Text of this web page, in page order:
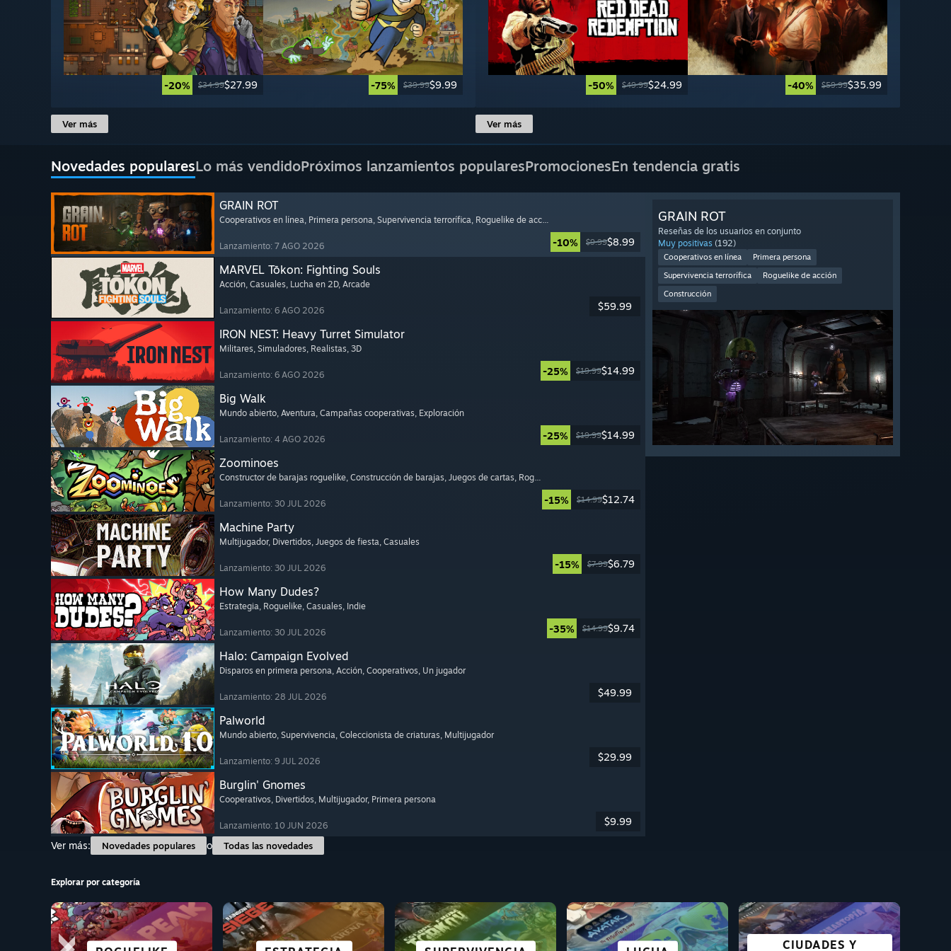
-20% $34.99$27.99 -75% $39.99$9.99
Ver más
-50% $49.99$24.99 -40% $59.99$35.99
Ver más
Novedades popularesLo más vendidoPróximos lanzamientos popularesPromocionesEn tendencia gratis
GRAIN ROT
Cooperativos en línea, Primera persona, Supervivencia terrorífica, Roguelike de acción
Lanzamiento: 7 AGO 2026 -10% $9.99$8.99
MARVEL Tōkon: Fighting Souls
Acción, Casuales, Lucha en 2D, Arcade
Lanzamiento: 6 AGO 2026 $59.99
IRON NEST: Heavy Turret Simulator
Militares, Simuladores, Realistas, 3D
Lanzamiento: 6 AGO 2026 -25% $19.99$14.99
Big Walk
Mundo abierto, Aventura, Campañas cooperativas, Exploración
Lanzamiento: 4 AGO 2026 -25% $19.99$14.99
Zoominoes
Constructor de barajas roguelike, Construcción de barajas, Juegos de cartas, Roguelite
Lanzamiento: 30 JUL 2026 -15% $14.99$12.74
Machine Party
Multijugador, Divertidos, Juegos de fiesta, Casuales
Lanzamiento: 30 JUL 2026 -15% $7.99$6.79
How Many Dudes?
Estrategia, Roguelike, Casuales, Indie
Lanzamiento: 30 JUL 2026 -35% $14.99$9.74
Halo: Campaign Evolved
Disparos en primera persona, Acción, Cooperativos, Un jugador
Lanzamiento: 28 JUL 2026 $49.99
Palworld
Mundo abierto, Supervivencia, Coleccionista de criaturas, Multijugador
Lanzamiento: 9 JUL 2026 $29.99
Burglin' Gnomes
Cooperativos, Divertidos, Multijugador, Primera persona
Lanzamiento: 10 JUN 2026
$9.99
Ver más:
Novedades populares o Todas las novedades
GRAIN ROT
Reseñas de los usuarios en conjunto
Muy positivas (192)
Cooperativos en línea
Primera persona
Supervivencia terrorífica
Roguelike de acción
Construcción
Explorar por categoría
CIUDADES Y
CIENCIA FICCIÓN Y PERFECTOS PARA TODOS LOS